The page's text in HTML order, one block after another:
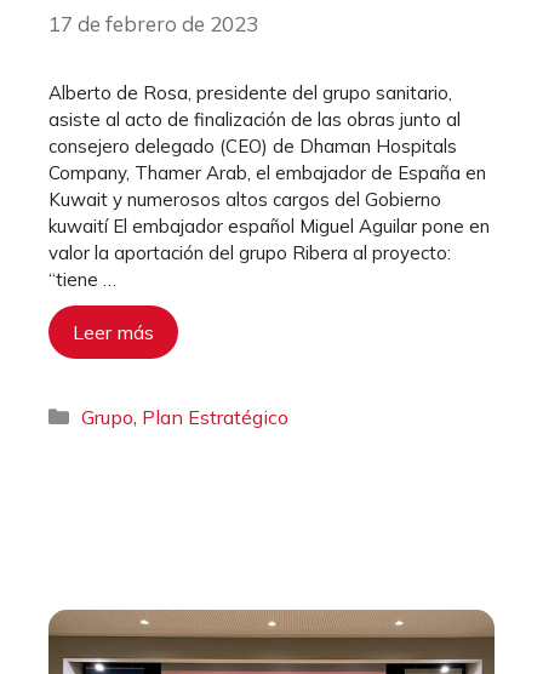
17 de febrero de 2023
Alberto de Rosa, presidente del grupo sanitario,
asiste al acto de finalización de las obras junto al
consejero delegado (CEO) de Dhaman Hospitals
Company, Thamer Arab, el embajador de España en
Kuwait y numerosos altos cargos del Gobierno
kuwaití El embajador español Miguel Aguilar pone en
valor la aportación del grupo Ribera al proyecto:
“tiene …
Leer más
Categorías
Grupo, Plan Estratégico